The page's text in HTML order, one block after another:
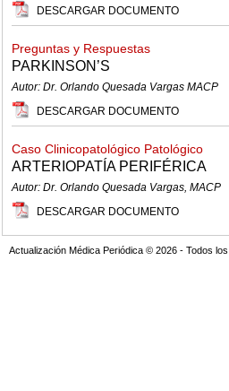
DESCARGAR DOCUMENTO
Preguntas y Respuestas
PARKINSON’S
Autor: Dr. Orlando Quesada Vargas MACP
DESCARGAR DOCUMENTO
Caso Clinicopatológico Patológico
ARTERIOPATÍA PERIFÉRICA
Autor: Dr. Orlando Quesada Vargas, MACP
DESCARGAR DOCUMENTO
Actualización Médica Periódica © 2026 - Todos